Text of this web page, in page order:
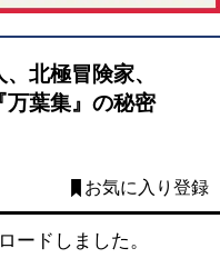
北極冒険家、
葉集』の秘密
お気に入り登録
ードしました。